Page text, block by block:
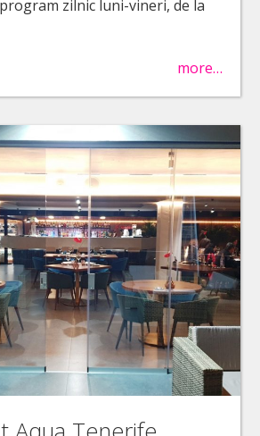
zilnic luni-vineri, de la
more…